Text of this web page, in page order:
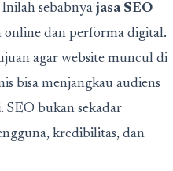
sebabnya jasa SEO
online dan performa digital.
agar website muncul di
bisa menjangkau audiens
SEO bukan sekadar
kredibilitas, dan